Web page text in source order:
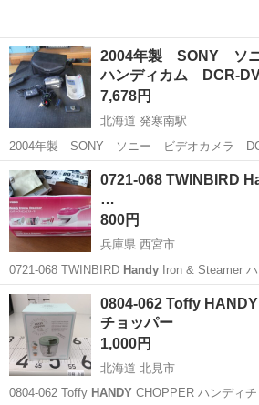
2004年製 SONY ソ
ハンディカム DCR-
7,678円
北海道 発寒南駅
2004年製 SONY ソニー ビデオカメラ DCR-
ィア 8ｃｍDVD メーカーホームページはこちら
https://www.sony.jp/support/hand...
北海道 札幌市
サイト
0721-068 TWINBIRD
…
800円
兵庫県 西宮市
0721-068 TWINBIRD HandyIron & Steamer ハ
チーマー SA-4084 【状態】 ・使用に伴う多少のスレ、キズ、落とし
きれない汚れなどございます ・詳細は現...
兵庫 西宮市
0804-062 Toffy
チョッパー
1,000円
北海道 北見市
0804-062 Toffy HANDYCHOPPER ハンディ